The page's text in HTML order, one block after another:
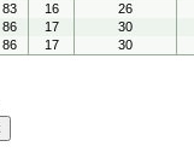
83 16
26
86 17
30
86 17 30